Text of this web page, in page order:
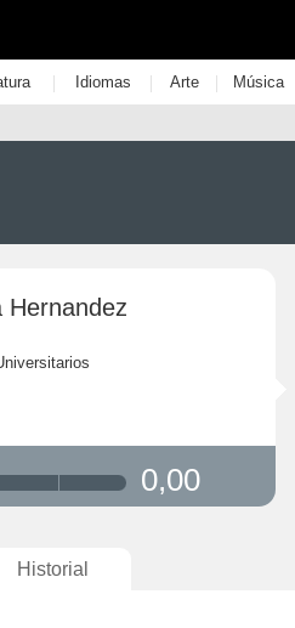
| Idiomas | Arte | Música
Hernandez
0,00
Historial